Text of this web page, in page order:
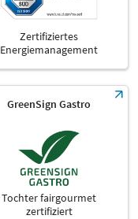
Zertifiziertes
Energiemanagement
GreenSign Gastro
Tochter fairgourmet
zertifiziert